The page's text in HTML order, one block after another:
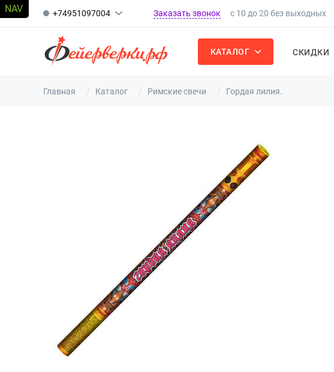
+74951097004 Заказать звонок с 10 до 20 без выходных
КАТАЛОГ СКИДКИ
Главная Каталог Римские свечи Гордая лилия.